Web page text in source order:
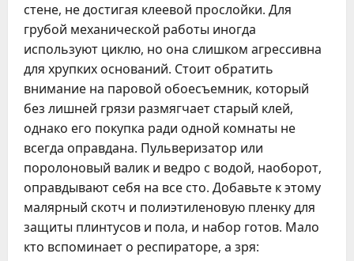
стене, не достигая клеевой прослойки. Для
грубой механической работы иногда
используют циклю, но она слишком агрессивна
для хрупких оснований. Стоит обратить
внимание на паровой обоесъемник, который
без лишней грязи размягчает старый клей,
однако его покупка ради одной комнаты не
всегда оправдана. Пульверизатор или
поролоновый валик и ведро с водой, наоборот,
оправдывают себя на все сто. Добавьте к этому
малярный скотч и полиэтиленовую пленку для
защиты плинтусов и пола, и набор готов. Мало
кто вспоминает о респираторе, а зря: